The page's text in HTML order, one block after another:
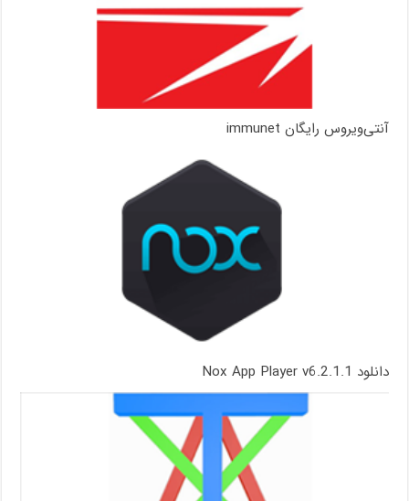
آنتی‌ویروس رایگان immunet
دانلود Nox App Player v6.2.1.1